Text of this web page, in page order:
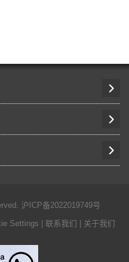
沪ICP备2022019749号
Settings 联系我们 关于我们